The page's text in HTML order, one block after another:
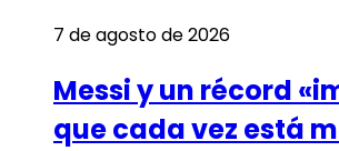
7 de agosto de 2026
Messi y un récord
que cada vez está